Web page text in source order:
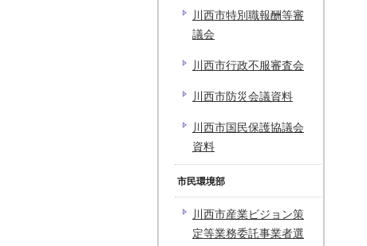
川西市特別職報酬等審
議会
川西市行政不服審査会
川西市防災会議資料
川西市国民保護協議会
資料
市民環境部
川西市産業ビジョン策
定等業務委託事業者選